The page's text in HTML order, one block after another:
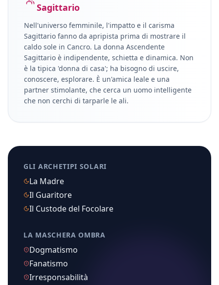
Sagittario
Nell'universo femminile, l'impatto e il carisma
Sagittario fanno da apripista prima di mostrare il
caldo sole in Cancro. La donna Ascendente
Sagittario è indipendente, schietta e dinamica. Non
è la tipica 'donna di casa'; ha bisogno di uscire,
conoscere, esplorare. È un'amica leale e una
partner stimolante, che cerca un uomo intelligente
che non cerchi di tarparle le ali.
GLI ARCHETIPI SOLARI
La Madre
Il Guaritore
Il Custode del Focolare
LA MASCHERA OMBRA
Dogmatismo
Fanatismo
Irresponsabilità